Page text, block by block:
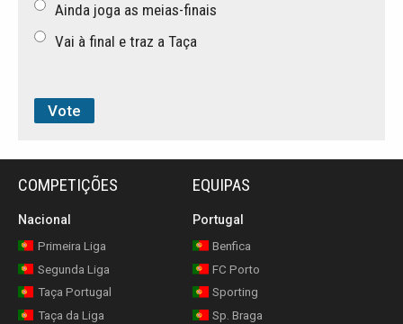
Ainda joga as meias-finais
Vai à final e traz a Taça
COMPETIÇÕES
Nacional
Primeira Liga
Segunda Liga
Taça Portugal
Taça da Liga
EQUIPAS
Portugal
Benfica
FC Porto
Sporting
Sp. Braga